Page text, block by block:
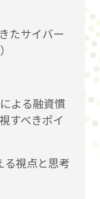
たサイバー
よる融資慣
すべきポイ
る視点と思考